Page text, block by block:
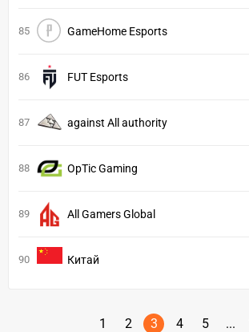
85 GameHome Esports
86 FUT Esports
87 against All authority
88 OpTic Gaming
89 All Gamers Global
90 Китай
1 2 3 4 5 ...